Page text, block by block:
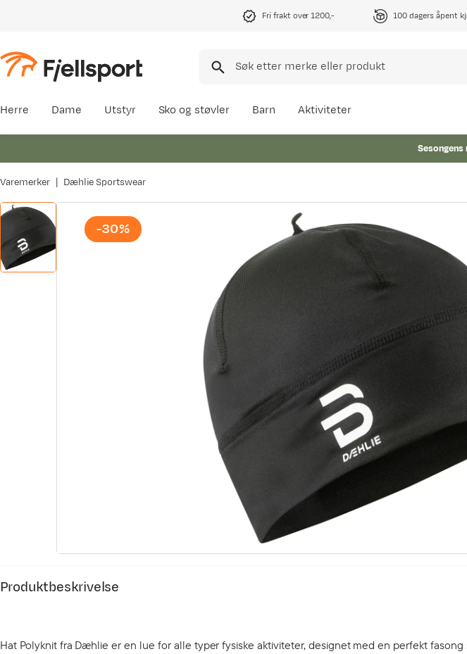
Fri frakt over 1200,- 100 dagers åpent
Herre Dame Utstyr Sko og støvler Barn Aktiviteter
Sesongens
Varemerker Dæhlie Sportswear
-30%
Produktbeskrivelse
Hat Polyknit fra Dæhlie er en lue for alle typer fysiske aktiviteter, designet med en perfekt